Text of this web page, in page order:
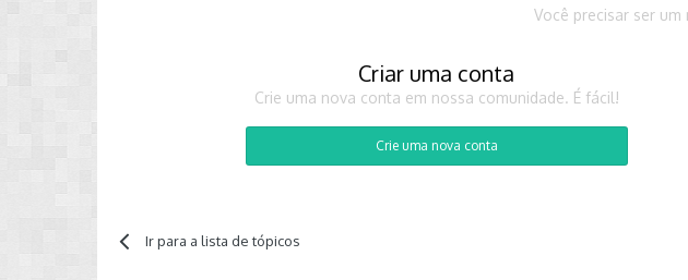
Você precisar ser
Criar uma conta
Crie uma nova conta em nossa comunidade. É fácil!
Crie uma nova conta
Ir para a lista de tópicos